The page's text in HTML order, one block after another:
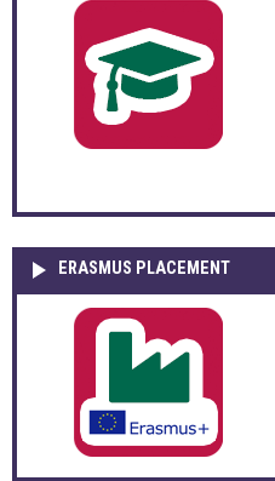
ERASMUS PLACEMENT